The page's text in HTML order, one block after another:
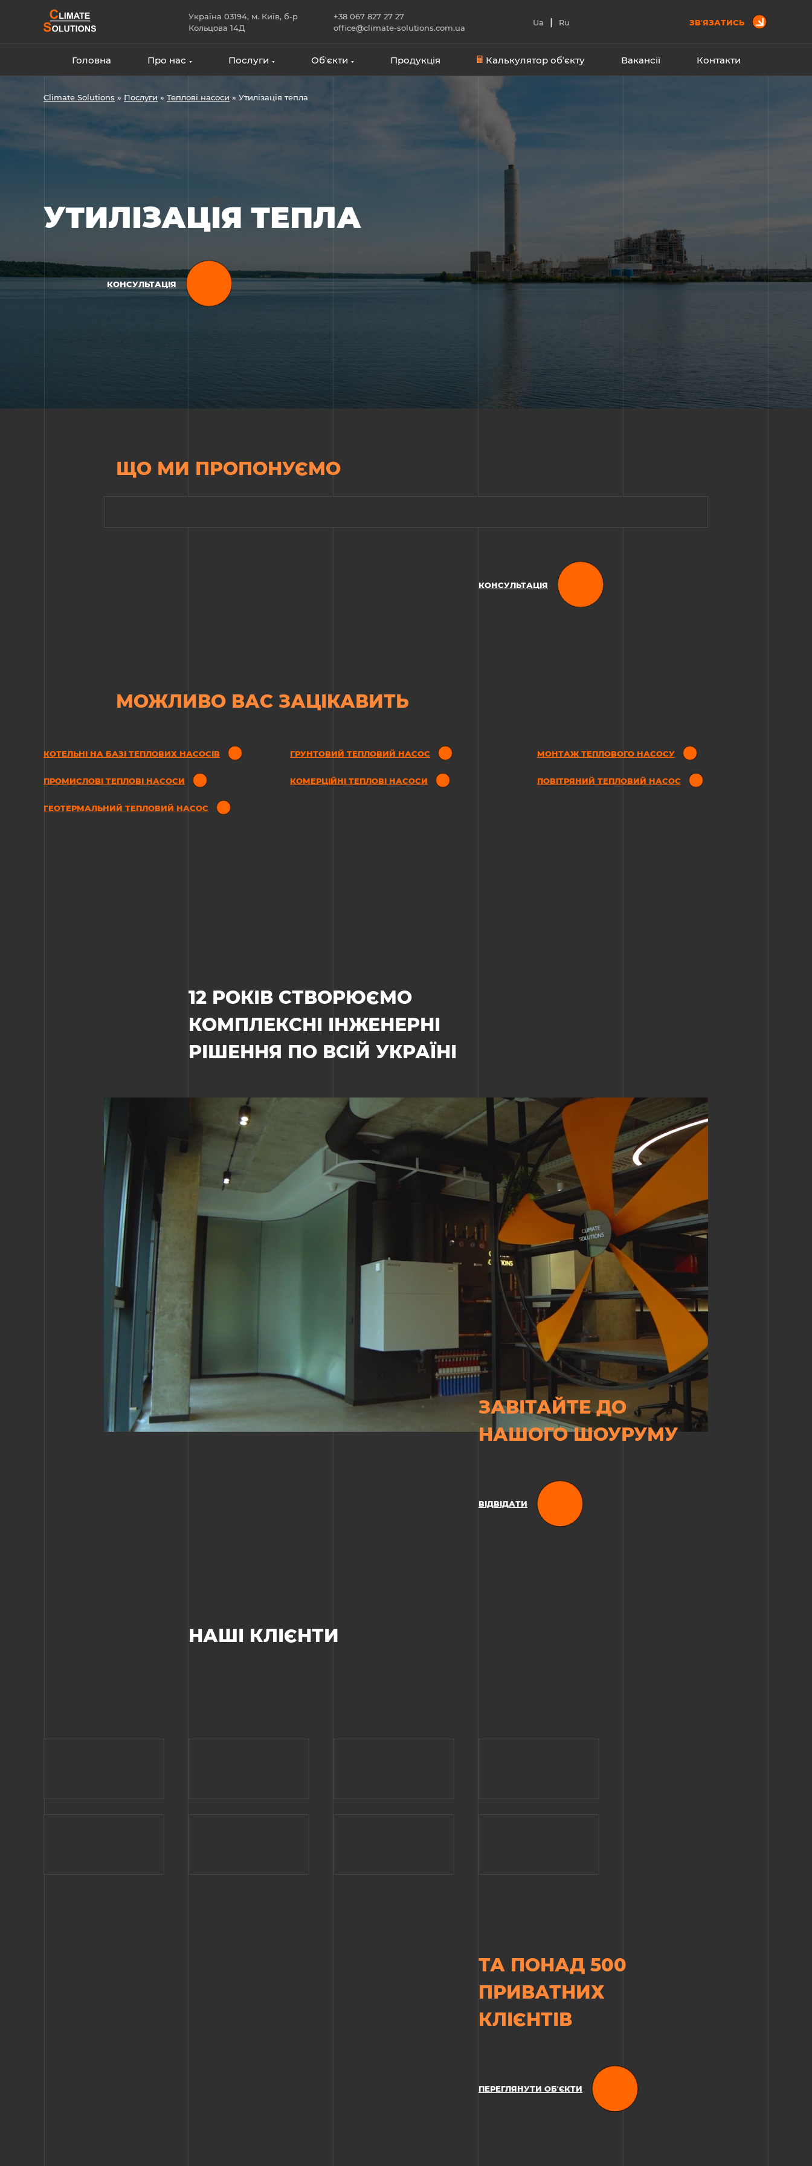
Україна 03194, м. Київ, б-р
Кольцова 14Д
+38 067 827 27 27
office@climate-solutions.com.ua
Ua | Ru ЗВʼЯЗАТИСЬ
Головна Про нас Послуги Обʼєкти Продукція Калькулятор обʼєкту Вакансії Контакти
Climate Solutions » Послуги » Теплові насоси » Утилізація тепла
УТИЛІЗАЦІЯ ТЕПЛА
КОНСУЛЬТАЦІЯ
ЩО МИ ПРОПОНУЄМО
КОНСУЛЬТАЦІЯ
МОЖЛИВО ВАС ЗАЦІКАВИТЬ
КОТЕЛЬНІ НА БАЗІ ТЕПЛОВИХ НАСОСІВ ГРУНТОВИЙ ТЕПЛОВИЙ НАСОС МОНТАЖ ТЕПЛОВОГО НАСОСУ
ПРОМИСЛОВІ ТЕПЛОВІ НАСОСИ КОМЕРЦІЙНІ ТЕПЛОВІ НАСОСИ ПОВІТРЯНИЙ ТЕПЛОВИЙ НАСОС
ГЕОТЕРМАЛЬНИЙ ТЕПЛОВИЙ НАСОС
12 РОКІВ СТВОРЮЄМО
КОМПЛЕКСНІ ІНЖЕНЕРНІ
РІШЕННЯ ПО ВСІЙ УКРАЇНІ
ЗАВІТАЙТЕ ДО
НАШОГО ШОУРУМУ
ВІДВІДАТИ
НАШІ КЛІЄНТИ
ТА ПОНАД 500
ПРИВАТНИХ
КЛІЄНТІВ
ПЕРЕГЛЯНУТИ ОБʼЄКТИ